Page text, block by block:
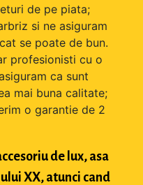
de pe piata;
si ne asiguram
se poate de bun.
profesionisti cu o
ca sunt
mai buna calitate;
o garantie de 2
de lux, asa
XX, atunci cand